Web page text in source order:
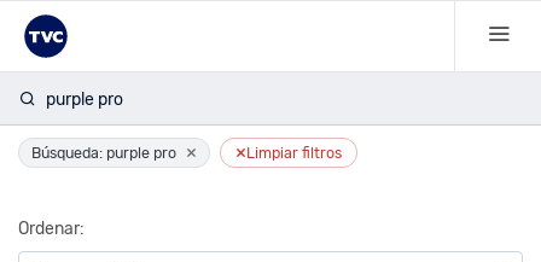
purple pro
Búsqueda: purple pro × ×Limpiar filtros
Ordenar: